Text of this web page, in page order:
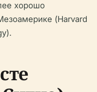
хорошо
(Harvard